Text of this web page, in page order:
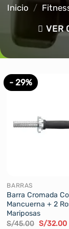
Inicio /
VER
- 29%
BARRAS
Barra Cromada
Mancuerna + 2
Mariposas
S/45.00 El
S/32.00El